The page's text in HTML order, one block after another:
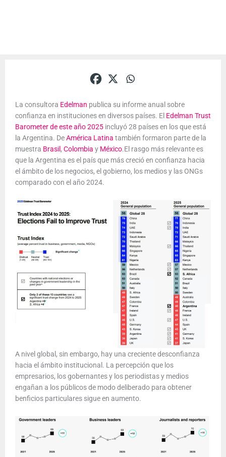
La consultora Edelman publica su informe anual sobre
confianza en instituciones en diversos países. El Edelman Trust
Barometer de este año 2025 incluyó 28 países en los que está
la Argentina. DeAmérica Latina también formaron parte de la
muestra Brasil , Colombia y México.El rasgo más relevante es
que la Argentina es el país que más creció en confianza hacia
el ámbito de los negocios, el gobierno, los medios y las ONGs
comparado con el año 2024.
A nivel global, sin embargo, hay una creciente desconfianza
hacia el ámbito institucional. La percepción que los
empresarios, los gobernantes y los periodistas y medios
engañan a los públicos de modo deliberado para obtener
benficios particulares sigue en aumento.